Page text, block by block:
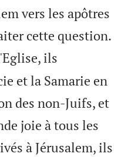
vers les apôtres
cette question.
ils
et la Samarie en
des non-Juifs, et
joie à tous les
à Jérusalem, ils